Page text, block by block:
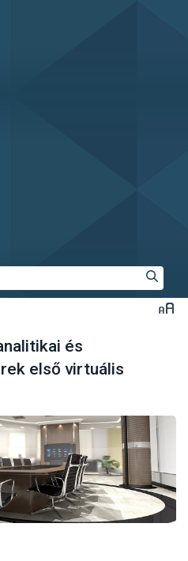
és
első virtuális